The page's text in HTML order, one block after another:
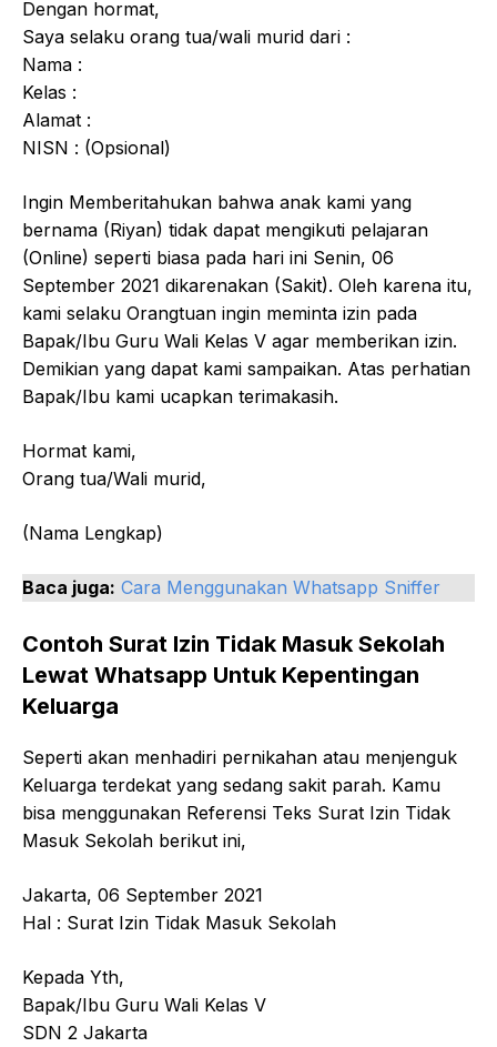
Dengan hormat,
Saya selaku orang tua/wali murid dari :
Nama :
Kelas :
Alamat :
NISN : (Opsional)
Ingin Memberitahukan bahwa anak kami yang
bernama (Riyan) tidak dapat mengikuti pelajaran
(Online) seperti biasa pada hari ini Senin, 06
September 2021 dikarenakan (Sakit). Oleh karena itu,
kami selaku Orangtuan ingin meminta izin pada
Bapak/Ibu Guru Wali Kelas V agar memberikan izin.
Demikian yang dapat kami sampaikan. Atas perhatian
Bapak/Ibu kami ucapkan terimakasih.
Hormat kami,
Orang tua/Wali murid,
(Nama Lengkap)
Baca juga: Cara Menggunakan Whatsapp Sniffer
Contoh Surat Izin Tidak Masuk Sekolah
Lewat Whatsapp Untuk Kepentingan
Keluarga
Seperti akan menhadiri pernikahan atau menjenguk
Keluarga terdekat yang sedang sakit parah. Kamu
bisa menggunakan Referensi Teks Surat Izin Tidak
Masuk Sekolah berikut ini,
Jakarta, 06 September 2021
Hal : Surat Izin Tidak Masuk Sekolah
Kepada Yth,
Bapak/Ibu Guru Wali Kelas V
SDN 2 Jakarta